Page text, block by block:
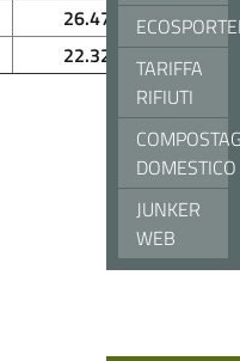
26.47
22.32
TARIFFA
RIFIUTI
DOMESTICO
JUNKER
WEB